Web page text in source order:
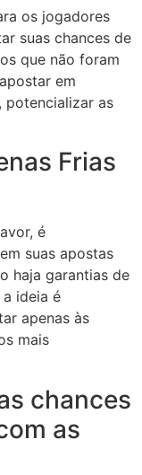
os jogadores
suas chances de
que não foram
em
potencializar as
Frias
é
suas apostas
haja garantias de
ideia é
apenas às
mais
chances
as